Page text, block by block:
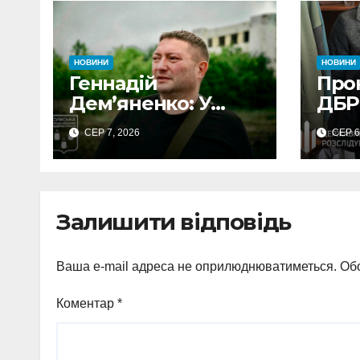
НОВИНИ
Геннадій
Дем’яненко: У
серпні над Сумами
збито 6 КАБів
СЕР 7, 2026
НОВИНИ
ДБР
СЕР
Залишити відповідь
Ваша e-mail адреса не оприлюднюватиметься.
Коментар *